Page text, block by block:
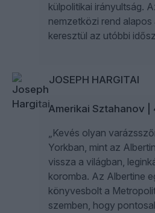
külpolitikai irányultság.
nemzetközi rend
keresztül az utóbbi
JOSEPH HARGITAI
Amerikai Sztahanov |
„Kevés olyan
Yorkban, mint az
vissza a világban,
koromba. Az Albertine
könyvesbolt a
szemben, hogy